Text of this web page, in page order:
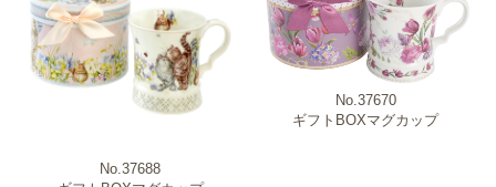
No.37688
No.37670
ギフトBOXマグカップ